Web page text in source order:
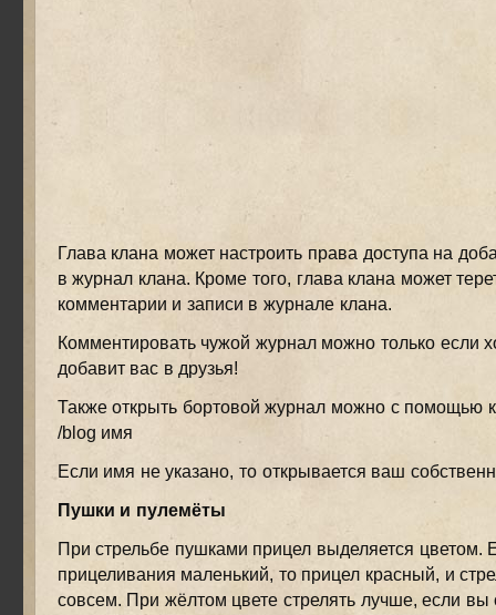
Глава клана может настроить права доступа на
в журнал клана. Кроме того, глава клана может
комментарии и записи в журнале клана.
Комментировать чужой журнал можно только если
добавит вас в друзья!
Также открыть бортовой журнал можно с помощью
/blog имя
Если имя не указано, то открывается ваш
Пушки и пулемёты
При стрельбе пушками прицел выделяется цветом.
прицеливания маленький, то прицел красный, и
совсем. При жёлтом цвете стрелять лучше, если вы